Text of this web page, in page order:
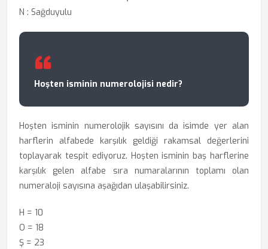
N : Sağduyulu
Hoşten isminin numerolojisi nedir?
Hoşten isminin numerolojik sayısını da isimde yer alan
harflerin alfabede karşılık geldiği rakamsal değerlerini
toplayarak tespit ediyoruz. Hoşten isminin baş harflerine
karşılık gelen alfabe sıra numaralarının toplamı olan
numeraloji sayısına aşağıdan ulaşabilirsiniz.
H = 10
O = 18
Ş = 23